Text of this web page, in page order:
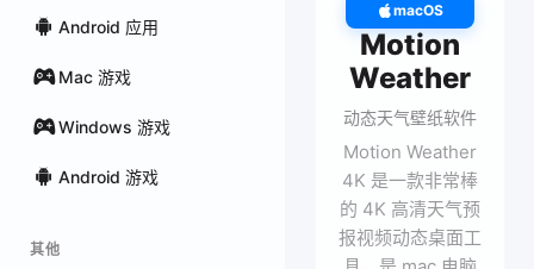
Android 应用
Mac 游戏
Windows 游戏
Android 游戏
其他
macOS
Motion
Weather
动态天气壁纸软件
Motion Weather
4K 是一款非常棒
的 4K 高清天气预
报视频动态桌面工